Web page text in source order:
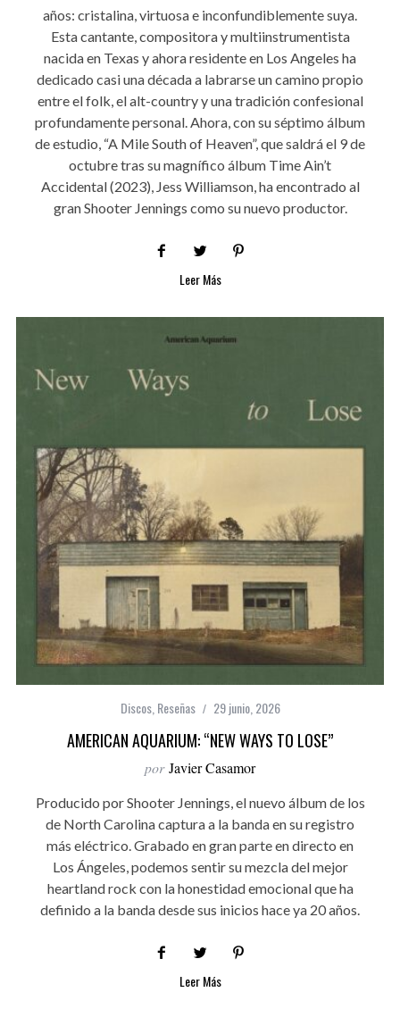
años: cristalina, virtuosa e inconfundiblemente suya.
Esta cantante, compositora y multiinstrumentista
nacida en Texas y ahora residente en Los Angeles ha
dedicado casi una década a labrarse un camino propio
entre el folk, el alt-country y una tradición confesional
profundamente personal. Ahora, con su séptimo álbum
de estudio, “A Mile South of Heaven”, que saldrá el 9 de
octubre tras su magnífico álbum Time Ain’t
Accidental (2023), Jess Williamson, ha encontrado al
gran Shooter Jennings como su nuevo productor.
Leer Más
Discos, Reseñas 29 junio, 2026
AMERICAN AQUARIUM: “NEW WAYS TO LOSE”
por Javier Casamor
Producido por Shooter Jennings, el nuevo álbum de los
de North Carolina captura a la banda en su registro
más eléctrico. Grabado en gran parte en directo en
Los Ángeles, podemos sentir su mezcla del mejor
heartland rock con la honestidad emocional que ha
definido a la banda desde sus inicios hace ya 20 años.
Leer Más